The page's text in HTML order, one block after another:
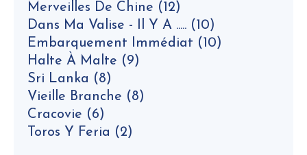
Merveilles De Chine (12)
Dans Ma Valise - Il Y A ..... (10)
Embarquement Immédiat (10)
Halte À Malte (9)
Sri Lanka (8)
Vieille Branche (8)
Cracovie (6)
Toros Y Feria (2)